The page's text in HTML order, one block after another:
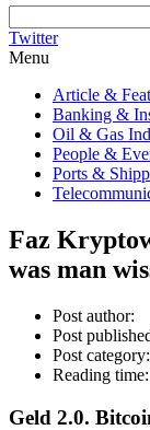
Twitter
Menu
Article &
Banking &
Oil & Gas
People &
Ports &
Faz
was man
Post author:
Post
Post category:
Reading time:
Geld 2.0.